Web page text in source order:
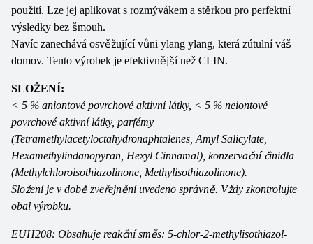
použití. Lze jej aplikovat s rozmývákem a stěrkou pro perfektní
výsledky bez šmouh.
Navíc zanechává osvěžující vůni ylang ylang, která zútulní váš
domov. Tento výrobek je efektivnější než CLIN.
SLOŽENÍ:
< 5 % aniontové povrchové aktivní látky, < 5 % neiontové
povrchové aktivní látky, parfémy
(Tetramethylacetyloctahydronaphtalenes, Amyl Salicylate,
Hexamethylindanopyran, Hexyl Cinnamal), konzervační činidla
(Methylchloroisothiazolinone, Methylisothiazolinone).
Složení je v době zveřejnění uvedeno správně. Vždy zkontrolujte
obal výrobku.
EUH208: Obsahuje reakční směs: 5-chlor-2-methylisothiazol-